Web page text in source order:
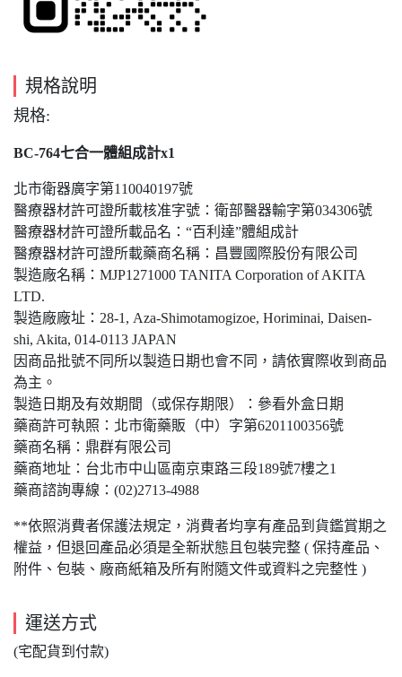
規格說明
規格:
BC-764七合一體組成計x1
北市衛器廣字第110040197號
醫療器材許可證所載核准字號：衛部醫器輸字第034306號
醫療器材許可證所載品名：“百利達”體組成計
醫療器材許可證所載藥商名稱：昌豐國際股份有限公司
製造廠名稱：MJP1271000 TANITA Corporation of AKITA
LTD.
製造廠廠址：28-1, Aza-Shimotamogizoe, Horiminai, Daisen-
shi, Akita, 014-0113 JAPAN
因商品批號不同所以製造日期也會不同，請依實際收到商品
為主。
製造日期及有效期間（或保存期限）：參看外盒日期
藥商許可執照：北市衛藥販（中）字第6201100356號
藥商名稱：鼎群有限公司
藥商地址：台北市中山區南京東路三段189號7樓之1
藥商諮詢專線：(02)2713-4988
**依照消費者保護法規定，消費者均享有產品到貨鑑賞期之
權益，但退回產品必須是全新狀態且包裝完整 ( 保持產品、
附件、包裝、廠商紙箱及所有附隨文件或資料之完整性 )
運送方式
(宅配貨到付款)